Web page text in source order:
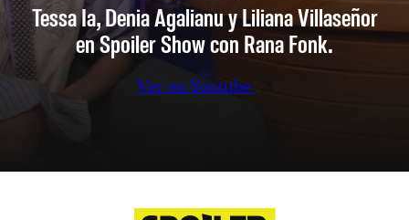
Tessa Ia, Denia Agalianu y Liliana Villaseñor
en Spoiler Show con Rana Fonk.
Ver en Youtube